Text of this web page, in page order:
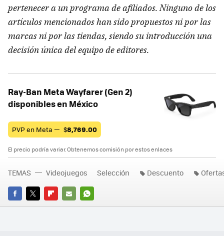
pertenecer a un programa de afiliados. Ninguno de los
artículos mencionados han sido propuestos ni por las
marcas ni por las tiendas, siendo su introducción una
decisión única del equipo de editores.
Ray-Ban Meta Wayfarer (Gen 2)
disponibles en México
PVP en Meta — $8,769.00
El precio podría variar. Obtenemos comisión por estos enlaces
FACEBOOK
TWITTERFLIPBOARD
E-
WHATSAPP
TEMAS Videojuegos Selección Descuento